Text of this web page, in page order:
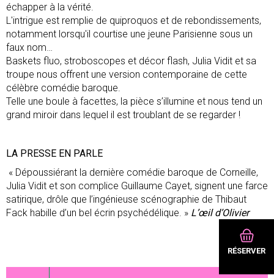
RÉSERVER
échapper à la vérité.
L'intrigue est remplie de quiproquos et de rebondissements,
notamment lorsqu'il courtise une jeune Parisienne sous un
faux nom…
Baskets fluo, stroboscopes et décor flash, Julia Vidit et sa
troupe nous offrent une version contemporaine de cette
célèbre comédie baroque.
Telle une boule à facettes, la pièce s’illumine et nous tend un
grand miroir dans lequel il est troublant de se regarder !
LA PRESSE EN PARLE
« Dépoussiérant la dernière comédie baroque de Corneille,
Julia Vidit et son complice Guillaume Cayet, signent une farce
satirique, drôle que l’ingénieuse scénographie de Thibaut
Fack habille d’un bel écrin psychédélique. » L’œil d’Olivier